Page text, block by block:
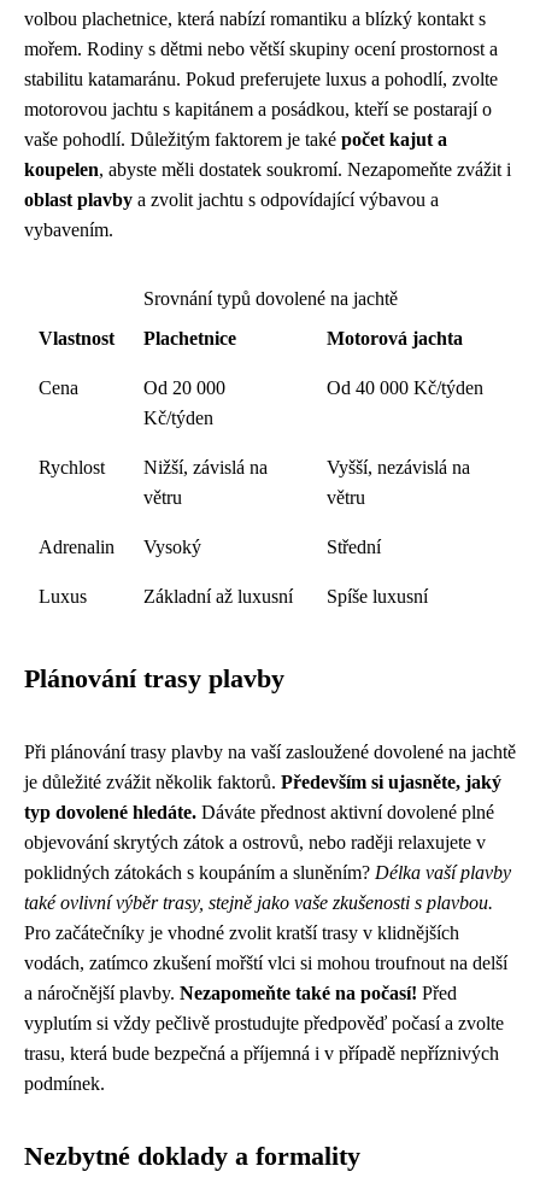
volbou plachetnice, která nabízí romantiku a blízký kontakt s
mořem. Rodiny s dětmi nebo větší skupiny ocení prostornost a
stabilitu katamaránu. Pokud preferujete luxus a pohodlí, zvolte
motorovou jachtu s kapitánem a posádkou, kteří se postarají o
vaše pohodlí. Důležitým faktorem je také počet kajut a
koupelen, abyste měli dostatek soukromí. Nezapomeňte zvážit i
oblast plavby a zvolit jachtu s odpovídající výbavou a
vybavením.
Srovnání typů dovolené na jachtě
Vlastnost
Plachetnice Motorová jachta
Cena
Od 20 000
Kč/týden
Od 40 000 Kč/týden
Rychlost
Nižší, závislá na
větru
Vyšší, nezávislá na
větru
Adrenalin Vysoký Střední
Luxus Základní až luxusní Spíše luxusní
Plánování trasy plavby
Při plánování trasy plavby na vaší zasloužené dovolené na jachtě
je důležité zvážit několik faktorů. Především si ujasněte, jaký
typ dovolené hledáte. Dáváte přednost aktivní dovolené plné
objevování skrytých zátok a ostrovů, nebo raději relaxujete v
poklidných zátokách s koupáním a sluněním? Délka vaší plavby
také ovlivní výběr trasy, stejně jako vaše zkušenosti s plavbou.
Pro začátečníky je vhodné zvolit kratší trasy v klidnějších
vodách, zatímco zkušení mořští vlci si mohou troufnout na delší
a náročnější plavby. Nezapomeňte také na počasí! Před
vyplutím si vždy pečlivě prostudujte předpověď počasí a zvolte
trasu, která bude bezpečná a příjemná i v případě nepříznivých
podmínek.
Nezbytné doklady a formality